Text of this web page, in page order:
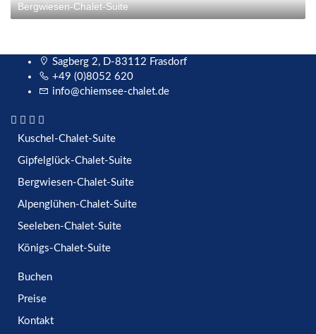
Bergwiesen-Chalet-Suite
Sagberg 2, D-83112 Frasdorf
+49 (0)8052 620
info@chiemsee-chalet.de
Kuschel-Chalet-Suite
Gipfelglück-Chalet-Suite
Bergwiesen-Chalet-Suite
Alpenglühen-Chalet-Suite
Seeleben-Chalet-Suite
Königs-Chalet-Suite
Buchen
Preise
Kontakt